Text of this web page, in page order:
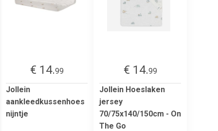
€ 14.99
Jollein
aankleedkussenhoes
nijntje
€ 14.99
Jollein Hoeslaken
jersey
70/75x140/150cm - On
The Go